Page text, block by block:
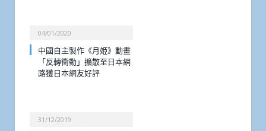
04/01/2020
中國自主製作《月姫》動畫
「反轉衝動」擴散至日本網
路獲日本網友好評
31/12/2019